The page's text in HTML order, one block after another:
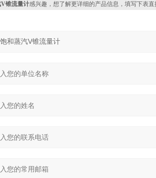
锥流量计感兴趣，想了解更详细的产品信息，填写下表直